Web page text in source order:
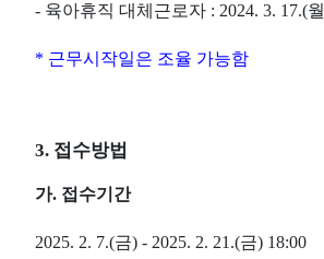
- 육아휴직 대체근로자 : 2024. 3. 17.(월
* 근무시작일은 조율 가능함
3. 접수방법
가. 접수기간
2025. 2. 7.(금) - 2025. 2. 21.(금) 18:00